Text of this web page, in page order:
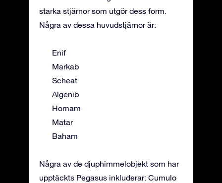
starka stjärnor som utgör dess form.
Några av dessa huvudstjärnor är:
Enif
Markab
Scheat
Algenib
Homam
Matar
Baham
Några av de djuphimmelobjekt som har
upptäckts Pegasus inkluderar: Cumulo